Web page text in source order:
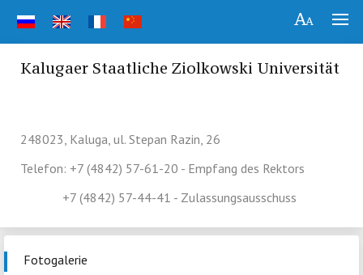
Kalugaer Staatliche Ziolkowski Universität
248023, Kaluga, ul. Stepan Razin, 26
Telefon: +7 (4842) 57-61-20 - Empfang des Rektors
+7 (4842) 57-44-41 - Zulassungsausschuss
Fotogalerie